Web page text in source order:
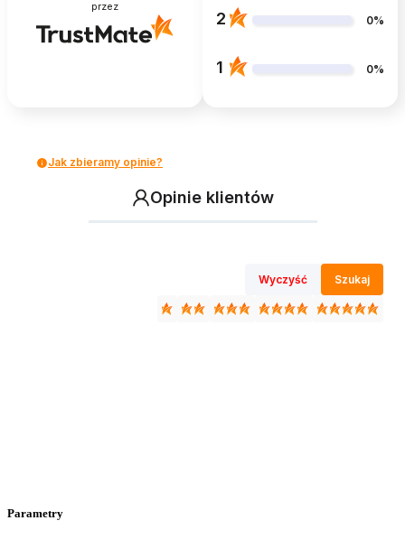
przez
2 0%
1 0%
Jak zbieramy opinie?
Opinie klientów
Wyczyść Szukaj
Parametry